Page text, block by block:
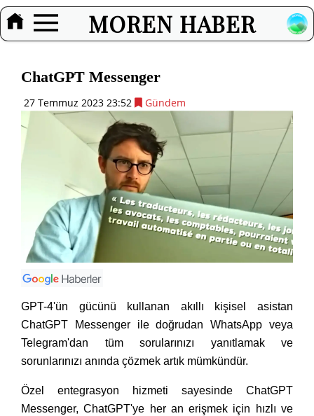
MOREN HABER
ChatGPT Messenger
27 Temmuz 2023 23:52 Gündem
GPT-4'ün gücünü kullanan akıllı kişisel asistan
ChatGPT Messenger ile doğrudan WhatsApp veya
Telegram'dan tüm sorularınızı yanıtlamak ve
sorunlarınızı anında çözmek artık mümkündür.
Özel entegrasyon hizmeti sayesinde ChatGPT
Messenger, ChatGPT'ye her an erişmek için hızlı ve